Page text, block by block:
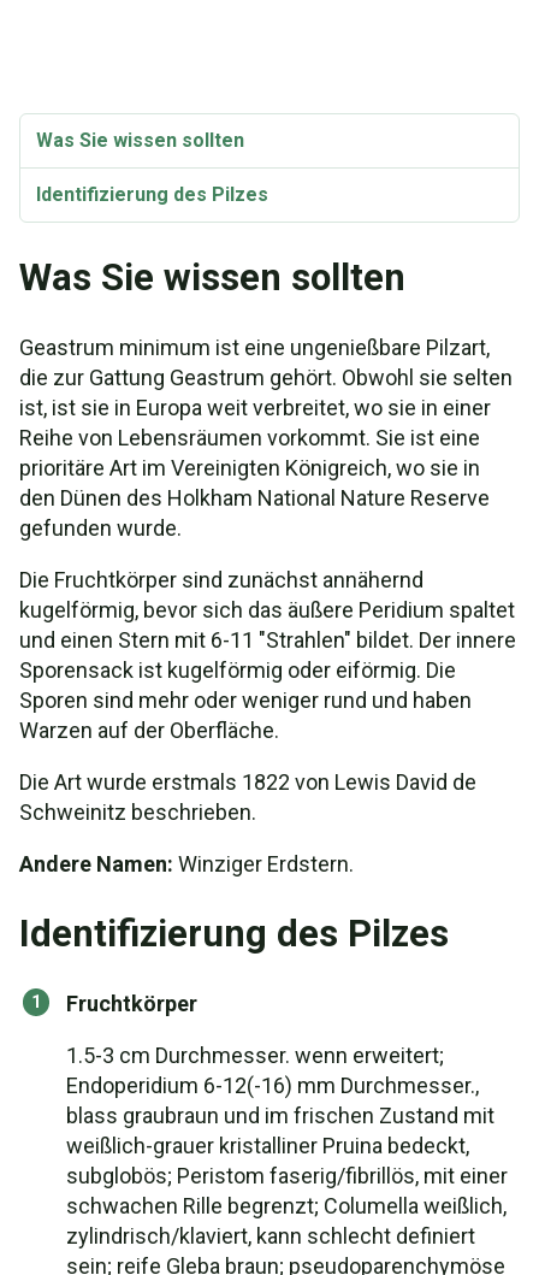
Was Sie wissen sollten
Identifizierung des Pilzes
Was Sie wissen sollten
Geastrum minimum ist eine ungenießbare Pilzart,
die zur Gattung Geastrum gehört. Obwohl sie selten
ist, ist sie in Europa weit verbreitet, wo sie in einer
Reihe von Lebensräumen vorkommt. Sie ist eine
prioritäre Art im Vereinigten Königreich, wo sie in
den Dünen des Holkham National Nature Reserve
gefunden wurde.
Die Fruchtkörper sind zunächst annähernd
kugelförmig, bevor sich das äußere Peridium spaltet
und einen Stern mit 6-11 "Strahlen" bildet. Der innere
Sporensack ist kugelförmig oder eiförmig. Die
Sporen sind mehr oder weniger rund und haben
Warzen auf der Oberfläche.
Die Art wurde erstmals 1822 von Lewis David de
Schweinitz beschrieben.
Andere Namen: Winziger Erdstern.
Identifizierung des Pilzes
Fruchtkörper
1.5-3 cm Durchmesser. wenn erweitert;
Endoperidium 6-12(-16) mm Durchmesser.,
blass graubraun und im frischen Zustand mit
weißlich-grauer kristalliner Pruina bedeckt,
subglobös; Peristom faserig/fibrillös, mit einer
schwachen Rille begrenzt; Columella weißlich,
zylindrisch/klaviert, kann schlecht definiert
sein; reife Gleba braun; pseudoparenchymöse